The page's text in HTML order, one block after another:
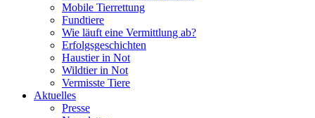
Mobile Tierrettung
Fundtiere
Wie läuft eine Vermittlung ab?
Erfolgsgeschichten
Haustier in Not
Wildtier in Not
Vermisste Tiere
Aktuelles
Presse